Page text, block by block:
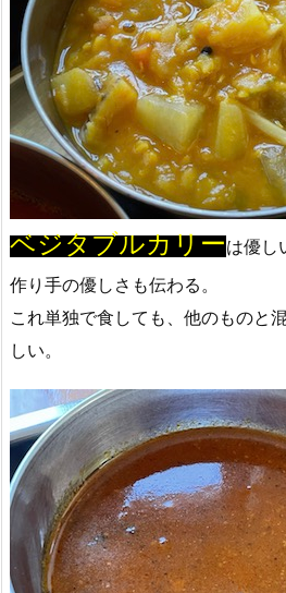
ベジタブルカリーは優し
作り手の優しさも伝わる。
これ単独で食しても、他のものと
しい。